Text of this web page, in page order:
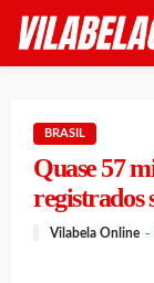
BRASIL
Quase 57
registrados
Vilabela Online